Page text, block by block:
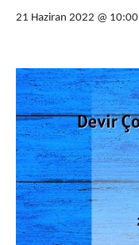
21 Haziran 2022 @ 10:00